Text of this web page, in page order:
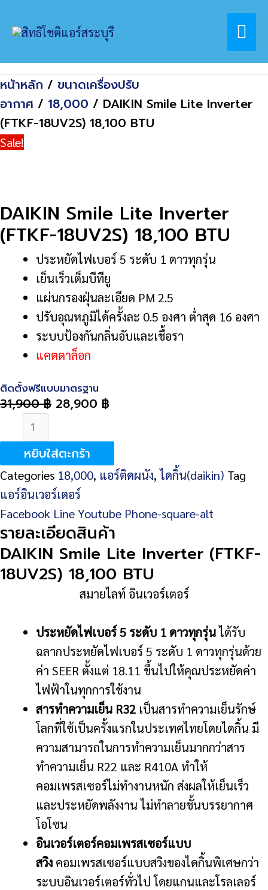
Home
สินค้า
DAIKIN Smile Lite Inverter (FTKF-18UV2S)
หน้าหลัก / ขนาดเครื่องปรับ
อากาศ / 18,000 / DAIKIN Smile Lite Inverter
(FTKF-18UV2S) 18,100 BTU
Sale!
DAIKIN Smile Lite Inverter
(FTKF-18UV2S) 18,100 BTU
ประหยัดไฟเบอร์ 5 ระดับ 1 ดาวทุกรุ่น
เย็นเร็วเต็มบีทียู
แผ่นกรองฝุ่นละเอียด PM 2.5
ปรับอุณหภูมิได้ครั้งละ 0.5 องศา ต่ำสุด 16 องศา
ระบบป้องกันกลิ่นอับและเชื้อรา
แคตตาล็อก
ติดตั้งฟรีแบบมาตรฐาน
31,900฿ 28,900 ฿
จำนวน
DAIKIN
Smile
Lite
Inverter
(FTKF-
18UV2S)
18,100
BTU
หยิบใส่ตะกร้า
Categories 18,000, แอร์ติดผนัง,ไดกิ้น(daikin) Tag
แอร์อินเวอร์เตอร์
Facebook LineYoutube Phone-square-alt
รายละเอียดสินค้า
DAIKIN Smile Lite Inverter (FTKF-
18UV2S) 18,100 BTU
สมายไลท์ อินเวอร์เตอร์
ประหยัดไฟเบอร์ 5 ระดับ 1 ดาวทุกรุ่นได้รับ
ฉลากประหยัดไฟเบอร์ 5 ระดับ 1 ดาวทุกรุ่นด้วย
ค่า SEER ตั้งแต่ 18.11 ขึ้นไปให้คุณประหยัดค่า
ไฟฟ้าในทุกการใช้งาน
สารทำความเย็น R32 เป็นสารทำความเย็นรักษ์
โลกที่ใช้เป็นครั้งแรกในประเทศไทยโดยไดกิ้น มี
ความสามารถในการทำความเย็นมากกว่าสาร
ทำความเย็น R22 และ R410A ทำให้
คอมเพรสเซอร์ไม่ทำงานหนัก ส่งผลให้เย็นเร็ว
และประหยัดพลังงาน ไม่ทำลายชั้นบรรยากาศ
โอโซน
อินเวอร์เตอร์คอมเพรสเซอร์แบบ
สวิง คอมเพรสเซอร์แบบสวิงของไดกิ้นพิเศษกว่า
ระบบอินเวอร์เตอร์ทั่วไป โดยแกนและโรลเลอร์